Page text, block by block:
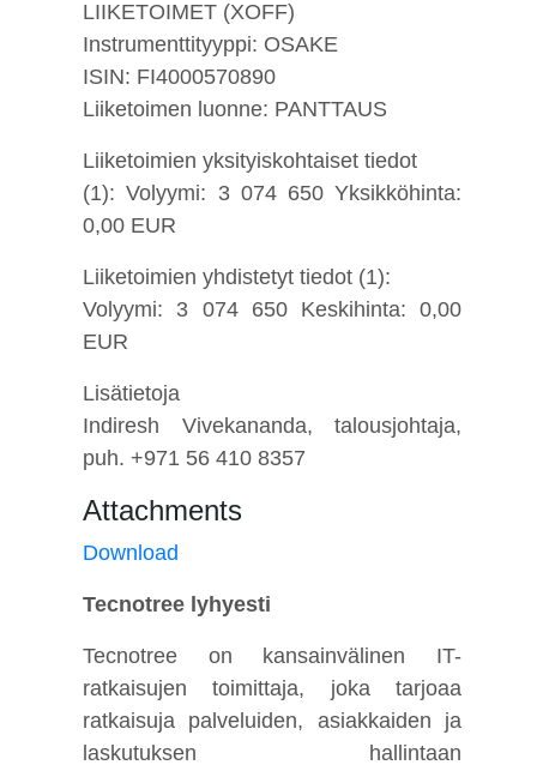
LIIKETOIMET (XOFF)
Instrumenttityyppi: OSAKE
ISIN: FI4000570890
Liiketoimen luonne: PANTTAUS
Liiketoimien yksityiskohtaiset tiedot
(1): Volyymi: 3 074 650 Yksikköhinta:
0,00 EUR
Liiketoimien yhdistetyt tiedot (1):
Volyymi: 3 074 650 Keskihinta: 0,00
EUR
Lisätietoja
Indiresh Vivekananda, talousjohtaja,
puh. +971 56 410 8357
Attachments
Download
Tecnotree lyhyesti
Tecnotree on kansainvälinen IT-
ratkaisujen toimittaja, joka tarjoaa
ratkaisuja palveluiden, asiakkaiden ja
laskutuksen hallintaan